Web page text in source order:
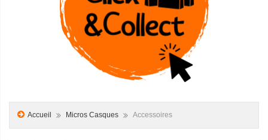
Accueil Micros Casques Accessoires